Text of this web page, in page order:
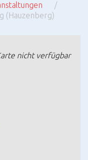
/
(Hauzenberg)
nicht verfügbar